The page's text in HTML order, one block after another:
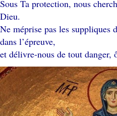
Sous Ta protection, nous
Dieu.
Ne méprise pas les suppliques
dans l’épreuve,
et délivre-nous de tout danger,